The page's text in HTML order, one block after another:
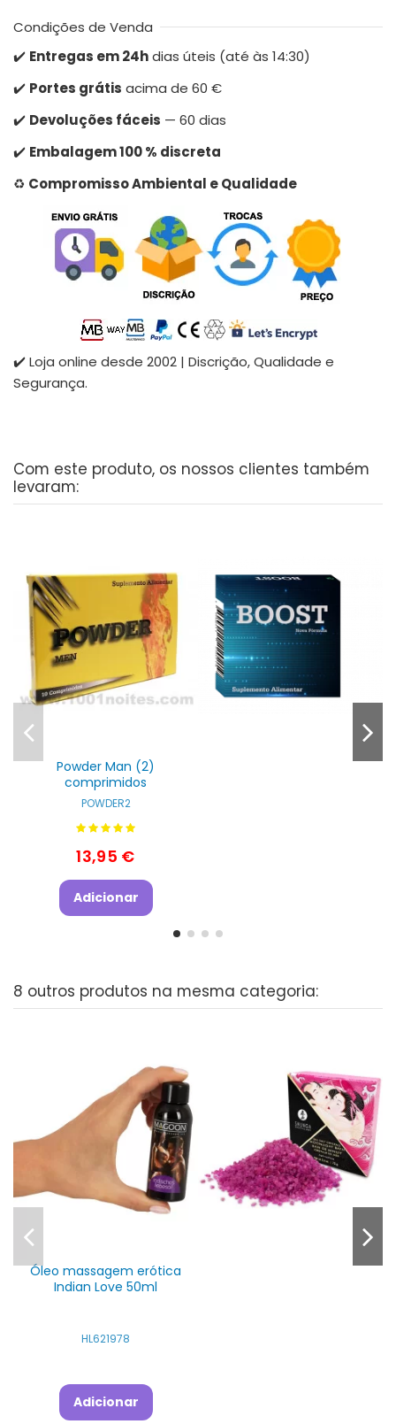
Condições de Venda
✔️ Entregas em 24hdias úteis (até às 14:30)
✔️ Portes grátis acima de 60 €
✔️ Devoluções fáceis — 60 dias
✔️ Embalagem 100 % discreta
♻️ Compromisso Ambiental e Qualidade
✔️ Loja online desde 2002 | Discrição, Qualidade e
Segurança.
Com este produto, os nossos clientes também
levaram:
Powder Man (2)
comprimidos
POWDER2
13,95 €
Adicionar
8 outros produtos na mesma categoria:
Óleo massagem erótica
Indian Love 50ml
HL621978
Adicionar